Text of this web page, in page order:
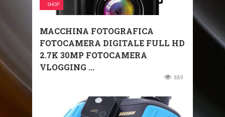
SHOP
MACCHINA FOTOGRAFICA
FOTOCAMERA DIGITALE FULL HD
2.7K 30MP FOTOCAMERA
VLOGGING ...
889